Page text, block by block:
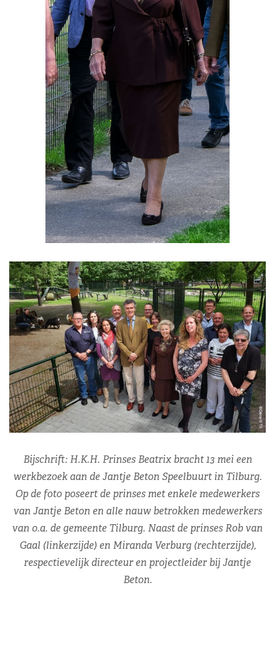
Bijschrift: H.K.H. Prinses Beatrix bracht 13 mei een
werkbezoek aan de Jantje Beton Speelbuurt in Tilburg.
Op de foto poseert de prinses met enkele medewerkers
van Jantje Beton en alle nauw betrokken medewerkers
van o.a. de gemeente Tilburg. Naast de prinses Rob van
Gaal (linkerzijde) en Miranda Verburg (rechterzijde),
respectievelijk directeur en projectleider bij Jantje
Beton.